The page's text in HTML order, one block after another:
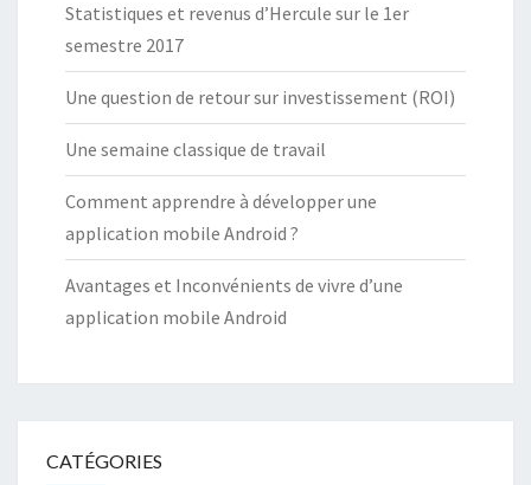
Statistiques et revenus d’Hercule sur le 1er
semestre 2017
Une question de retour sur investissement (ROI)
Une semaine classique de travail
Comment apprendre à développer une
application mobile Android ?
Avantages et Inconvénients de vivre d’une
application mobile Android
CATÉGORIES